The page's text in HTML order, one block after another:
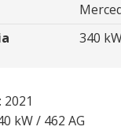
340
kW / 462 AG